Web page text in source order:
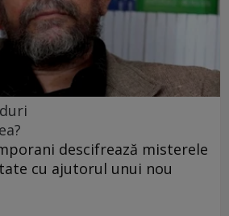
descifrează misterele
cu ajutorul unui nou